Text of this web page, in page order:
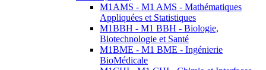
M1AMS - M1 AMS - Mathématiques
Appliquées et Statistiques
M1BBH - M1 BBH - Biologie,
Biotechnologie et Santé
M1BME - M1 BME - Ingénierie
BioMédicale